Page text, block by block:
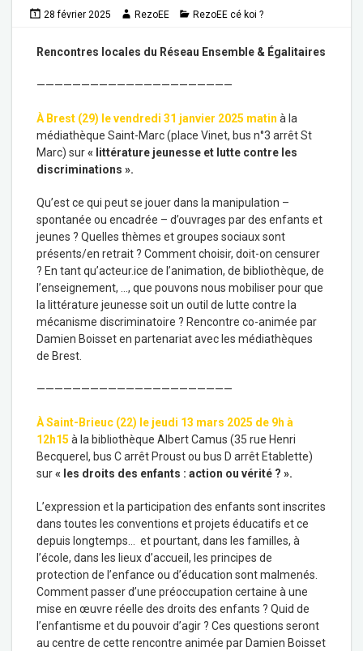
28 février 2025 RezoEE RezoEE cé koi ?
Rencontres locales du Réseau Ensemble & Égalitaires
——————————————————————
À Brest (29) le vendredi 31 janvier 2025 matin à la
médiathèque Saint-Marc (place Vinet, bus n°3 arrêt St
Marc) sur« littérature jeunesse et lutte contre les
discriminations ».
Qu’est ce qui peut se jouer dans la manipulation –
spontanée ou encadrée – d’ouvrages par des enfants et
jeunes ? Quelles thèmes et groupes sociaux sont
présents/en retrait ? Comment choisir, doit-on censurer
? En tant qu’acteur.ice de l’animation, de bibliothèque, de
l’enseignement, …, que pouvons nous mobiliser pour que
la littérature jeunesse soit un outil de lutte contre la
mécanisme discriminatoire ? Rencontre co-animée par
Damien Boisset en partenariat avec les médiathèques
de Brest.
——————————————————————
À Saint-Brieuc (22) le jeudi 13 mars 2025 de 9h à
12h15 à la bibliothèque Albert Camus (35 rue Henri
Becquerel, bus C arrêt Proust ou bus D arrêt Etablette)
sur« les droits des enfants : action ou vérité ? ».
L’expression et la participation des enfants sont inscrites
dans toutes les conventions et projets éducatifs et ce
depuis longtemps… et pourtant, dans les familles, à
l’école, dans les lieux d’accueil, les principes de
protection de l’enfance ou d’éducation sont malmenés.
Comment passer d’une préoccupation certaine à une
mise en œuvre réelle des droits des enfants ? Quid de
l’enfantisme et du pouvoir d’agir ? Ces questions seront
au centre de cette rencontre animée par Damien Boisset